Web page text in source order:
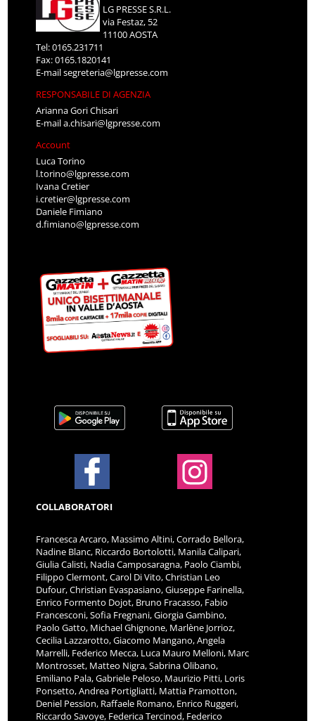
LG PRESSE S.R.L.
via Festaz, 52
11100 AOSTA
Tel: 0165.231711
Fax: 0165.1820141
E-mailsegreteria@lgpresse.com
RESPONSABILE DI AGENZIA
Arianna Gori Chisari
E-maila.chisari@lgpresse.com
Account
Luca Torino
l.torino@lgpresse.com
Ivana Cretier
i.cretier@lgpresse.com
Daniele Fimiano
d.fimiano@lgpresse.com
COLLABORATORI
Francesca Arcaro, Massimo Altini, Corrado Bellora,
Nadine Blanc, Riccardo Bortolotti, Manila Calipari,
Giulia Calisti, Nadia Camposaragna, Paolo Ciambi,
Filippo Clermont, Carol Di Vito, Christian Leo
Dufour, Christian Evaspasiano, Giuseppe Farinella,
Enrico Formento Dojot, Bruno Fracasso, Fabio
Francesconi, Sofia Fregnani, Giorgia Gambino,
Paolo Gatto, Michael Ghignone, Marlène Jorrioz,
Cecilia Lazzarotto, Giacomo Mangano, Angela
Marrelli, Federico Mecca, Luca Mauro Melloni, Marc
Montrosset, Matteo Nigra, Sabrina Olibano,
Emiliano Pala, Gabriele Peloso, Maurizio Pitti, Loris
Ponsetto, Andrea Portigliatti, Mattia Pramotton,
Deniel Pession, Raffaele Romano, Enrico Ruggeri,
Riccardo Savoye, Federica Tercinod, Federico